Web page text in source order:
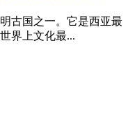
古国之一。它是西亚最
界上文化最...